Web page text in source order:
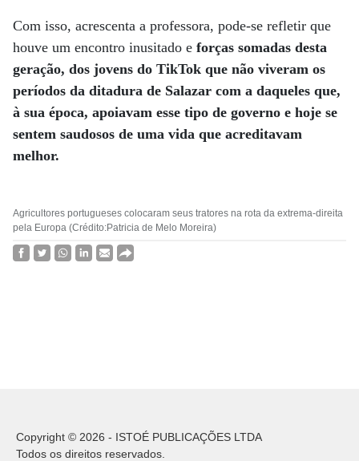
Com isso, acrescenta a professora, pode-se refletir que
houve um encontro inusitado e forças somadas desta
geração, dos jovens do TikTok que não viveram os
períodos da ditadura de Salazar com a daqueles que,
à sua época, apoiavam esse tipo de governo e hoje se
sentem saudosos de uma vida que acreditavam
melhor.
Agricultores portugueses colocaram seus tratores na rota da extrema-direita
pela Europa (Crédito:Patricia de Melo Moreira)
Copyright © 2026 - ISTOÉ PUBLICAÇÕES LTDA
Todos os direitos reservados.